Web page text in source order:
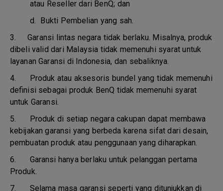
atau Reseller dari BenQ; dan
d. Bukti Pembelian yang sah.
3.Garansi lintas negara tidak berlaku. Misalnya, produk
dibeli valid dari Malaysia tidak memenuhi syarat untuk
layanan Garansi di Indonesia, dan sebaliknya.
4. Produk atau aksesoris bundel yang tidak memenuhi
definisi sebagai produk BenQ tidak memenuhi syarat
untuk Garansi.
5. Produk di setiap negara cakupan dapat membawa
kebijakan garansi yang berbeda karena sifat dari desain,
pembuatan produk atau penggunaan yang diharapkan.
6. Garansi hanya berlaku untuk pelanggan pertama
Produk.
7. Selama masa garansi seperti yang ditunjukkan di